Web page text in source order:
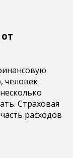
человек
Страховая
расходов